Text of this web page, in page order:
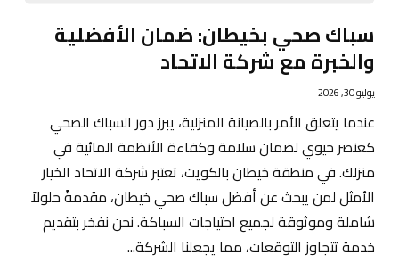
سباك صحي بخيطان: ضمان الأفضلية
والخبرة مع شركة الاتحاد
يوليو 30, 2026
عندما يتعلق الأمر بالصيانة المنزلية، يبرز دور السباك الصحي
كعنصر حيوي لضمان سلامة وكفاءة الأنظمة المائية في
منزلك. في منطقة خيطان بالكويت، تعتبر شركة الاتحاد الخيار
الأمثل لمن يبحث عن أفضل سباك صحي خيطان، مقدمةً حلولاً
شاملة وموثوقة لجميع احتياجات السباكة. نحن نفخر بتقديم
خدمة تتجاوز التوقعات، مما يجعلنا الشركة...